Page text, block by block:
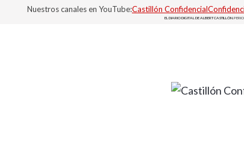
Nuestros canales en YouTube:Castillón Confidencial
EL DIARIO DIGITAL DE ALBERT CASTILLÓN.